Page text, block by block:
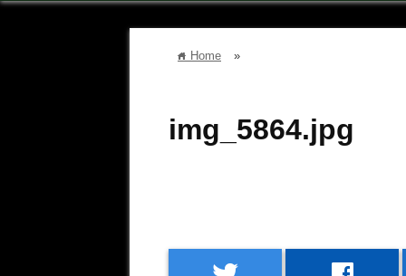
home Home »
img_5864.jpg